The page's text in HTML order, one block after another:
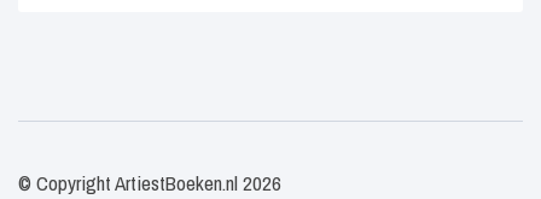
© Copyright ArtiestBoeken.nl 2026